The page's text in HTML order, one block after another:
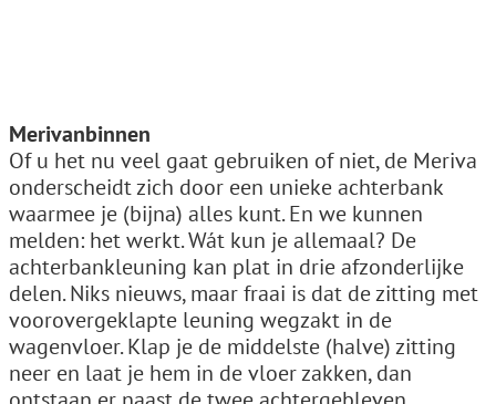
Merivanbinnen
Of u het nu veel gaat gebruiken of niet, de Meriva
onderscheidt zich door een unieke achterbank
waarmee je (bijna) alles kunt. En we kunnen
melden: het werkt. Wát kun je allemaal? De
achterbankleuning kan plat in drie afzonderlijke
delen. Niks nieuws, maar fraai is dat de zitting met
voorovergeklapte leuning wegzakt in de
wagenvloer. Klap je de middelste (halve) zitting
neer en laat je hem in de vloer zakken, dan